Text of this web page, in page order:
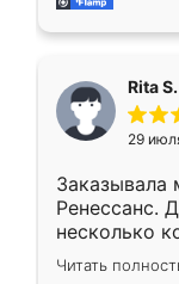
Rita S.
29
Заказывала
Ренессанс.
несколько
эту.
приехал
Читать